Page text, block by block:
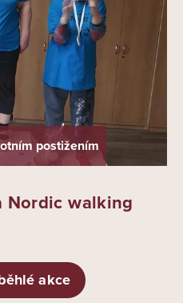
postižením
Nordic walking
akce